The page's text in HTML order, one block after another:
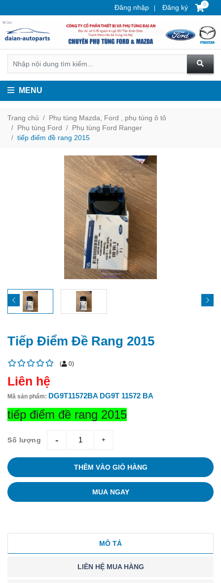
Đăng nhập Đăng ký 0
MENU
Trang chủ
Phụ tùng Mazda, Ford , phụ tùng ô tô
Phụ tùng Ford
Phụ tùng Ford Ranger
tiếp điểm đề rang 2015
Tiếp Điểm Đề Rang 2015
( 0)
Liên hệ
Mã sản phẩm: DG9T11572BA DG9T 11572 BA
tiếp điểm đề rang 2015
Số lượng giam tang
THÊM VÀO GIỎ HÀNG
MUA NGAY
MÔ TẢ
LIÊN HỆ MUA HÀNG